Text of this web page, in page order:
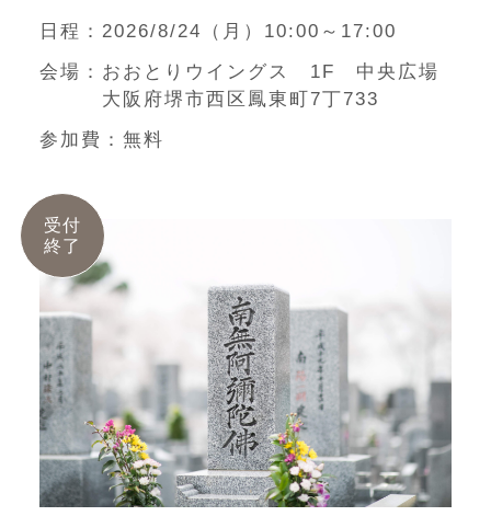
日程
2026/8/24（月）10:00～17:00
会場
おおとりウイングス 1F 中央広場
大阪府堺市西区鳳東町7丁733
参加費
無料